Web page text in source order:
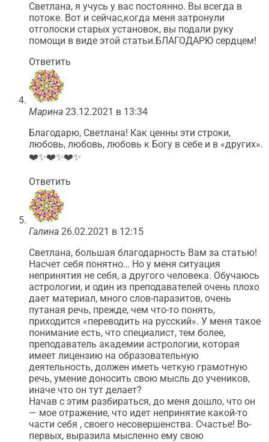
Светлана, я учусь у вас постоянно. Вы всегда в
потоке. Вот и сейчас,когда меня затронули
отголоски старых установок, вы подали руку
помощи в виде этой статьи.БЛАГОДАРЮ сердцем!
Ответить
Марина 23.12.2021 в 13:34
Благодарю, Светлана! Как ценны эти строки,
любовь, любовь, любовь к Богу в себе и в «других».
❤️✨❤️✨❤️✨
Ответить
Галина 26.02.2021 в 12:15
Светлана, большая благодарность Вам за статью!
Насчет себя понятно… Но у меня ситуация
непринятия не себя, а другого человека. Обучаюсь
астрологии, и один из преподавателей очень плохо
дает материал, много слов-паразитов, очень
путаная речь, прежде, чем что-то понять,
приходится «переводить на русский». У меня такое
понимание есть, что специалист, тем более,
преподаватель академии астрологии, которая
имеет лицензию на образовательную
деятельность, должен иметь четкую грамотную
речь, умение доносить свою мысль до учеников,
иначе что он тут делает?
Начав с этим разбираться, до меня дошло, что он
— мое отражение, что идет непринятие какой-то
части себя , своего несовершенства. Счастье! Во-
первых, выразила мысленно ему свою